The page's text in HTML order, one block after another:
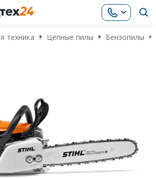
техника Цепные пилы Бензопилы